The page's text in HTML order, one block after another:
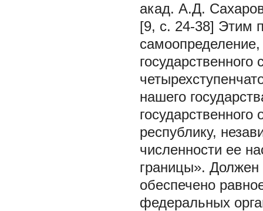
акад. А.Д.
[9, с. 24-38] Этим
государственного
нашего
республику,
численности ее
границы».
обеспечено
федеральных